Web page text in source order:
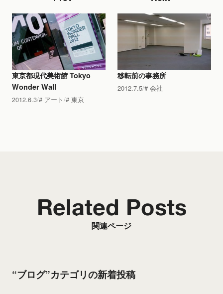
東京都現代美術館 Tokyo
Wonder Wall
2012.6.3 アート 東京
移転前の事務所
2012.7.5 会社
関連ページ
Related Posts
“ブログ”カテゴリの新着投稿